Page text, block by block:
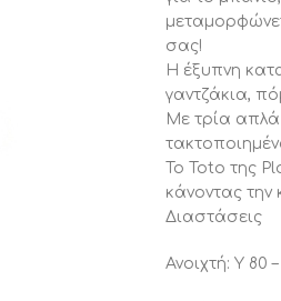
σας!
Η έξυπνη
γαντζάκια,
Με τρία απλά
Το Toto της
κάνοντας
Διαστάσεις
Ανοιχτή: Υ 80